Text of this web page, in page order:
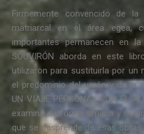
Firmemente convencido de
matriarcal en el área egea,
importantes permanecen en la
SOUVIRÓN aborda en este
utilizaron para sustituirla por un
el predominio del varón y de la
UN VIAJE PERSONAL POR EL
examina de forma amena y
que se desprende de esas